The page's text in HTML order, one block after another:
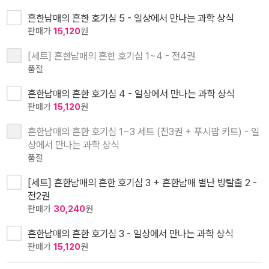
흔한남매의 흔한 호기심 5 - 일상에서 만나는 과학 상식
판매가 15,120원
[세트] 흔한남매의 흔한 호기심 1~4 - 전4권
품절
흔한남매의 흔한 호기심 4 - 일상에서 만나는 과학 상식
판매가 15,120원
흔한남매의 흔한 호기심 1~3 세트 (전3권 + 푸시팝 키트) - 일
상에서 만나는 과학 상식
품절
[세트] 흔한남매의 흔한 호기심 3 + 흔한남매 별난 방탈출 2 -
전2권
판매가 30,240원
흔한남매의 흔한 호기심 3 - 일상에서 만나는 과학 상식
판매가 15,120원